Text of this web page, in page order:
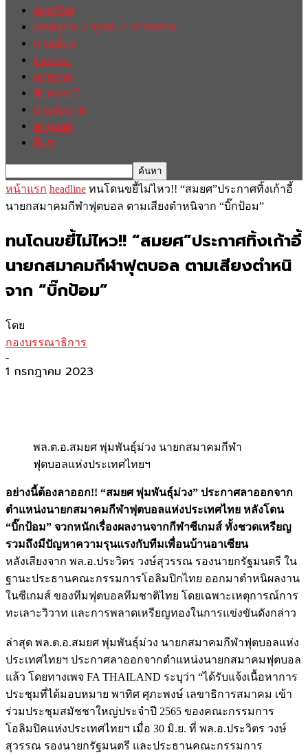
ฮอตนิวส์
เศรษฐกิจ / ธุรกิจ / การตลาด
การเมือง
รายงาน
บทความ
สัมภาษณ์
ต่างประเทศ
english
อื่นๆ
หน้าแรก headline ทนโดนขยี้ไม่ไหว!! “สมยศ”ประกาศทิ้งเก้าอี้
นายกสมาคมกีฬาฟุตบอล ตามเสียงตำหนิจาก “บิ๊กป้อม”
ทนโดนขยี้ไม่ไหว!! “สมยศ”ประกาศทิ้งเก้าอี้
นายกสมาคมกีฬาฟุตบอล ตามเสียงตำหนิ
จาก “บิ๊กป้อม”
โดย
กองบรรณาธิการ
-
1 กรกฎาคม 2023
พล.ต.อ.สมยศ พุ่มพันธุ์ม่วง นายกสมาคมกีฬา
ฟุตบอลแห่งประเทศไทยฯ
อย่างนี้ต้องลาออก!! “สมยศ พุ่มพันธุ์ม่วง” ประกาศลาออกจาก
ตำแหน่งนายกสมาคมกีฬาฟุตบอลแห่งประเทศไทย หลังโดน
“บิ๊กป้อม” จวกหนักเรื่องผลงานจากกีฬาซีเกมส์ ทั้งชวดเหรียญ
รวมถึงมีปัญหาความรุนแรงกับทีมเพื่อนบ้านอาเซียน
หลังเสียงจาก พล.อ.ประวิตร วงษ์สุวรรณ รองนายกรัฐมนตรี ใน
ฐานะประธานคณะกรรมการโอลิมปิกไทย ออกมาตำหนิผลงาน
ในซีเกมส์ ของทีมฟุตบอลทีมชาติไทย โดยเฉพาะเหตุการณ์การ
ทะเลาะวิวาท และการพลาดเหรียญทองในการแข่งขันดังกล่าว
ล่าสุด พล.ต.อ.สมยศ พุ่มพันธุ์ม่วง นายกสมาคมกีฬาฟุตบอลแห่ง
ประเทศไทยฯ ประกาศลาออกจากตำแหน่งนายกสมาคมฟุตบอล
แล้ว โดยทางเพจ FA THAILAND ระบุว่า “ได้รับแจ้งเนื้อหาการ
ประชุมที่ได้มอบหมาย พาทิศ ศุภะพงษ์ เลขาธิการสมาคม เข้า
ร่วมประชุมสมัชชาใหญ่ประจำปี 2565 ของคณะกรรมการ
โอลิมปิคแห่งประเทศไทยฯ เมื่อ 30 มิ.ย. ที่ พล.อ.ประวิตร วงษ์
สุวรรณ รองนายกรัฐมนตรี และประธานคณะกรรมการ